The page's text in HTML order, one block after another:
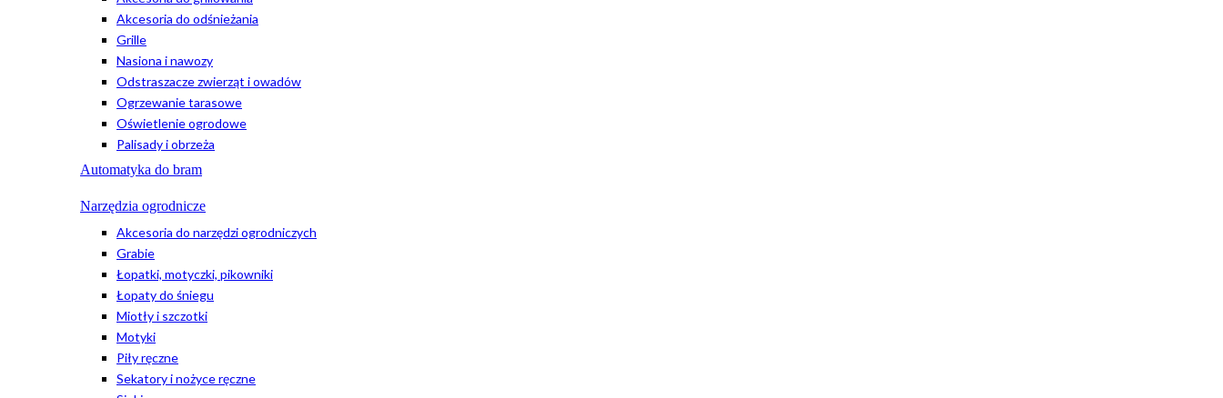
Akcesoria do odśnieżania
Grille
Nasiona i nawozy
Odstraszacze zwierząt i owadów
Ogrzewanie tarasowe
Oświetlenie ogrodowe
Palisady i obrzeża
Automatyka do bram
Narzędzia ogrodnicze
Akcesoria do narzędzi ogrodniczych
Grabie
Łopatki, motyczki, pikowniki
Łopaty do śniegu
Miotły i szczotki
Motyki
Piły ręczne
Sekatory i nożyce ręczne